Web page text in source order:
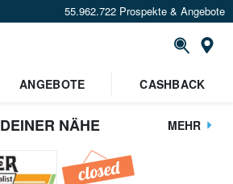
55.962.722 Prospekte & Angebote
ANGEBOTE CASHBACK
NÄHE MEHR